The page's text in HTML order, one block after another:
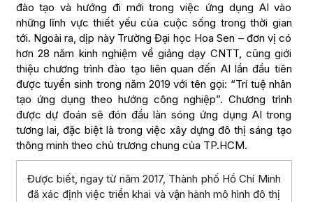
đào tạo và hướng đi mới trong việc ứng dụng AI vào
những lĩnh vực thiết yếu của cuộc sống trong thời gian
tới. Ngoài ra, dịp này Trường Đại học Hoa Sen – đơn vị có
hơn 28 năm kinh nghiệm về giảng dạy CNTT, cũng giới
thiệu chương trình đào tạo liên quan đến AI lần đầu tiên
được tuyển sinh trong năm 2019 với tên gọi: “Trí tuệ nhân
tạo ứng dụng theo hướng công nghiệp”. Chương trình
được dự đoán sẽ đón đầu làn sóng ứng dụng AI trong
tương lai, đặc biệt là trong việc xây dựng đô thị sáng tạo
thông minh theo chủ trương chung của TP.HCM.
Được biết, ngay từ năm 2017, Thành phố Hồ Chí Minh
đã xác định việc triển khai và vận hành mô hình đô thị